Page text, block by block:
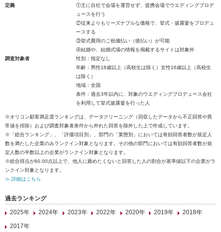
定義
①主に自社で会場を運営せず、提携会場でウエディングプロデ
ュースを行う
②従来よりもリーズナブルな価格で、挙式・披露宴をプロデュ
ースする
③挙式費用のご祝儀払い（後払い）が可能
④結婚や、結婚式場の情報を掲載するサイトは対象外
調査対象者
性別：指定なし
年齢：男性18歳以上（高校生は除く）女性16歳以上（高校生
は除く）
地域：全国
条件：過去3年以内に、対象のウエディングプロデュース会社
を利用して挙式披露宴を行った人
※オリコン顧客満足度ランキングは、データクリーニング（回収したデータから不正回答や異
常値を排除）および調査対象者条件から外れた回答を除外した上で作成しています。
※「総合ランキング」、「評価項目別」、部門の「業態別」においては有効回答者数が規定人
数を満たした企業のみランクイン対象となります。その他の部門においては有効回答者数が規
定人数の半数以上の企業がランクイン対象となります。
※総合得点が60.00点以上で、他人に薦めたくないと回答した人の割合が基準値以下の企業がラ
ンクイン対象となります。
≫ 詳細はこちら
過去ランキング
2025年
2024年 2023年 2022年 2020年 2019年
2018年
2017年